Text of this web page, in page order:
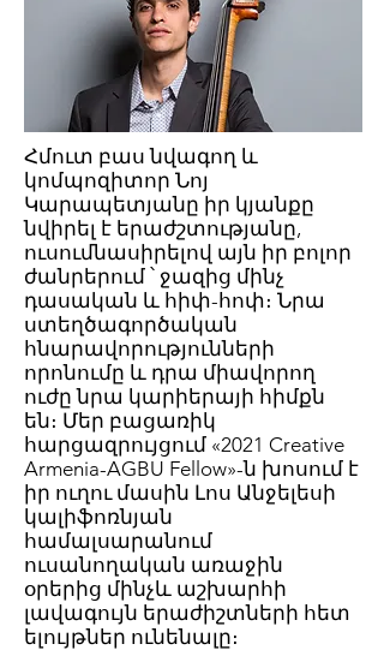
Հմուտ բաս նվագող և
կոմպոզիտոր Նոյ
Կարապետյանը իր կյանքը
նվիրել է երաժշտությանը,
ուսումնասիրելով այն իր բոլոր
ժանրերում ՝ ջազից մինչ
դասական և հիփ-հոփ։ Նրա
ստեղծագործական
հնարավորությունների
որոնումը և դրա միավորող
ուժը նրա կարիերայի հիմքն
են։ Մեր բացառիկ
հարցազրույցում «2021 Creative
Armenia-AGBU Fellow»-ն խոսում է
իր ուղու մասին Լոս Անջելեսի
կալիֆոռնյան
համալսարանում
ուսանողական առաջին
օրերից մինչև աշխարհի
լավագույն երաժիշտների հետ
ելույթներ ունենալը։